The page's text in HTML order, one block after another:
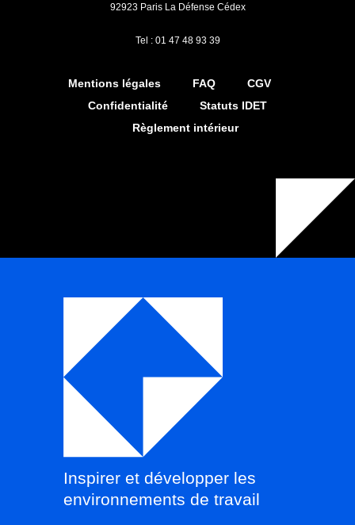
92923 Paris La Défense Cédex
Tel : 01 47 48 93 39
Mentions légales FAQ
CGV
Confidentialité
Statuts IDET
Règlement intérieur
Inspirer et développer les
environnements de travail